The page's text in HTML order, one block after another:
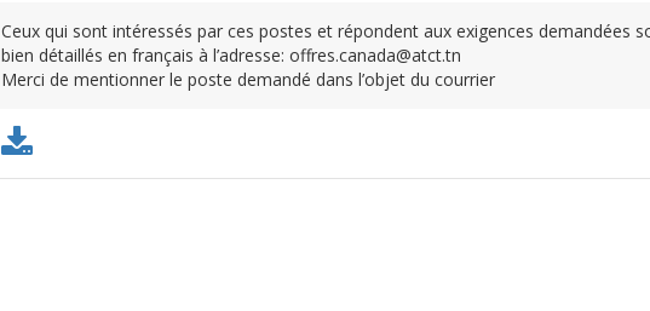
Ceux qui sont intéressés par ces postes et répondent aux exigences demandées
bien détaillés en français à l’adresse: offres.canada@atct.tn
Merci de mentionner le poste demandé dans l’objet du courrier